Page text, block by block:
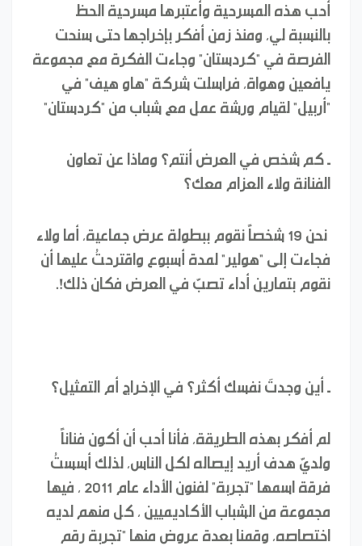
أحب هذه المسرحية وأعتبرها مسرحية الحظ
بالنسبة لي، ومنذ زمن أفكر بإخراجها حتى سنحت
الفرصة في "كردستان" وجاءت الفكرة مع مجموعة
يافعين وهواة، فراسلت شركة "هاو هيف" في
"أربيل" لقيام ورشة عمل مع شباب من "كردستان"
ـكم شخص في العرض أنتم؟ وماذا عن تعاون
الفنانة ولاء العزام معك؟
نحن 19 شخصاً نقوم ببطولة عرض جماعية، أما ولاء
فجاءت إلى "هولير" لمدة أسبوع واقترحتُ عليها أن
نقوم بتمارين أداء تصبّ في العرض فكان ذلك!.
ـأين وجدتَ نفسك أكثر؟ في الإخراج أم التمثيل؟
لم أفكر بهذه الطريقة، فأنا أحب أن أكون فناناً
ولديّ هدف أريد إيصاله لكل الناس، لذلك أسستُ
فرقة اسمها "تجربة" لفنون الأداء عام 2011 ، فيها
مجموعة من الشباب الأكاديميين ، كل منهم لديه
اختصاصه، وقمنا بعدة عروض منها "تجربة رقم